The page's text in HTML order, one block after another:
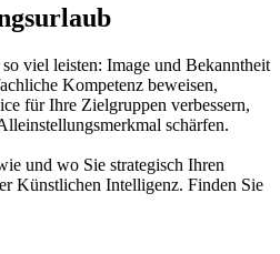
viel leisten: Image und Bekanntheit
Kompetenz beweisen,
für Ihre Zielgruppen verbessern,
schärfen.
und wo Sie strategisch Ihren
Künstlichen Intelligenz. Finden Sie